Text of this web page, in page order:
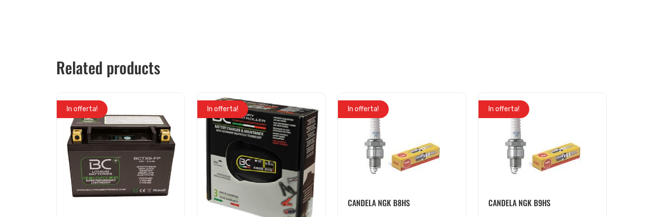
Related products
In offerta! In offerta! In offerta!
CANDELA NGK B8HS
In offerta!
CANDELA NGK B9HS